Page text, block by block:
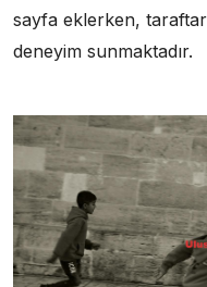
sayfa eklerken,
deneyim sunmaktadır.